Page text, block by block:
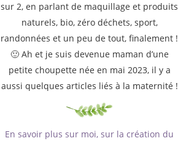
sur 2, en parlant de maquillage et produits
naturels, bio, zéro déchets, sport,
randonnées et un peu de tout, finalement !
🙂 Ah et je suis devenue maman d’une
petite choupette née en mai 2023, il y a
aussi quelques articles liés à la maternité !
En savoir plus sur moi, sur la création du